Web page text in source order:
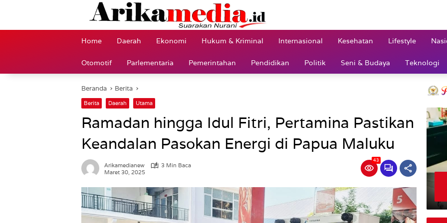
Home Daerah Ekonomi Hukum & Kriminal Internasional Kesehatan Lifestyle
Otomotif Parlementaria Pemerintahan Pendidikan Politik Seni & Budaya Teknologi
Beranda Berita
Berita Daerah Utama
Ramadan hingga Idul Fitri, Pertamina Pastikan
Keandalan Pasokan Energi di Papua Maluku
Arikamedianew
3 Min Baca
Maret 30, 2025
43